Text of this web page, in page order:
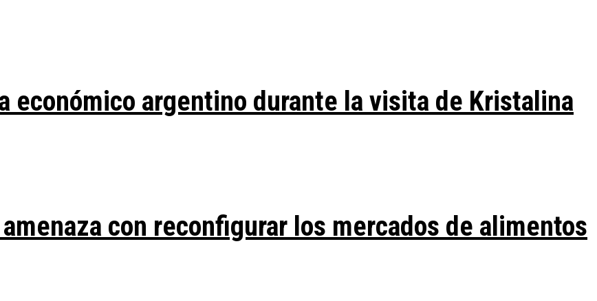
económico argentino durante la visita de Kristalina
con reconfigurar los mercados de alimentos